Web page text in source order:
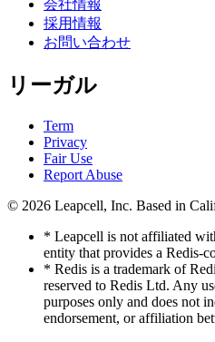
会社情報
採用情報
お問い合わせ
リーガル
Term
Privacy
Fair Use
Report Abuse
© 2026 Leapcell, Inc. Based in
* Leapcell is not affiliated
entity that provides a Redis-
* Redis is a trademark of
reserved to Redis Ltd. Any
purposes only and does not
endorsement, or affiliation